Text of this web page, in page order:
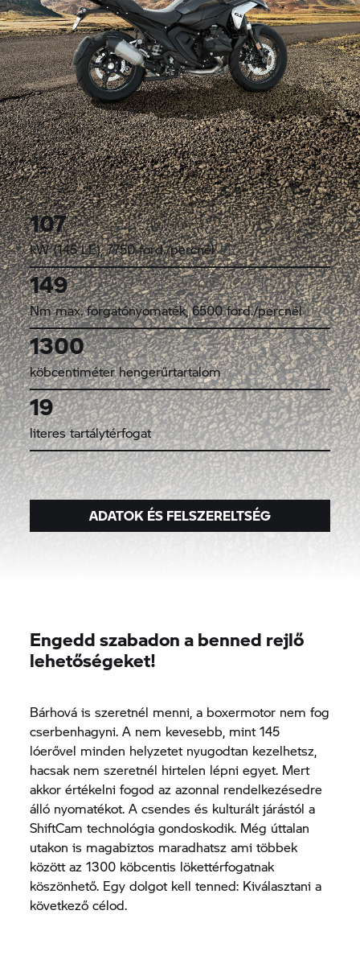
107
kW (145 LE), 7750 ford./percnél
149
Nm max. forgatónyomaték, 6500 ford./percnél
1300
köbcentiméter hengerűrtartalom
19
literes tartálytérfogat
ADATOK ÉS FELSZERELTSÉG
Engedd szabadon a benned rejlő
lehetőségeket!
Bárhová is szeretnél menni, a boxermotor nem fog
cserbenhagyni. A nem kevesebb, mint 145
lóerővel minden helyzetet nyugodtan kezelhetsz,
hacsak nem szeretnél hirtelen lépni egyet. Mert
akkor értékelni fogod az azonnal rendelkezésedre
álló nyomatékot. A csendes és kulturált járástól a
ShiftCam technológia gondoskodik. Még úttalan
utakon is magabiztos maradhatsz ami többek
között az 1300 köbcentis lökettérfogatnak
köszönhető. Egy dolgot kell tenned: Kiválasztani a
következő célod.